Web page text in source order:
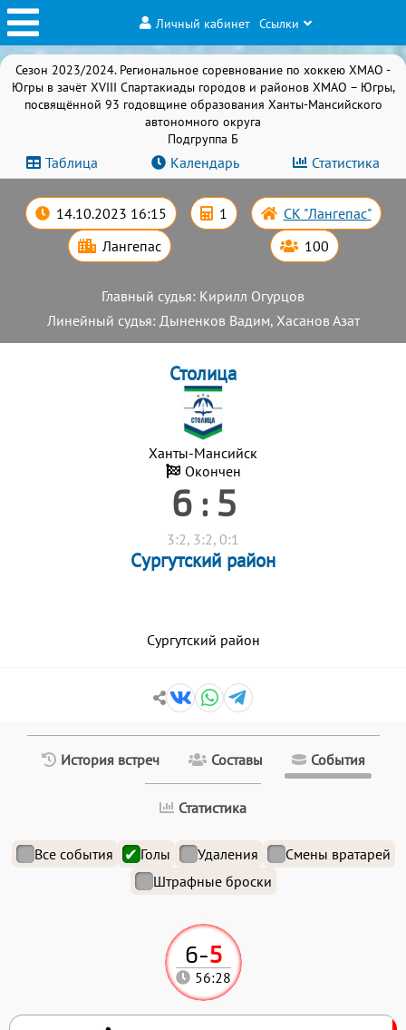
Личный кабинет Ссылки
Сезон 2023/2024. Региональное соревнование по хоккею ХМАО -
Югры в зачёт XVIII Спартакиады городов и районов ХМАО – Югры,
посвящённой 93 годовщине образования Ханты-Мансийского
автономного округа
Подгруппа Б
Таблица Календарь Статистика
14.10.2023 16:15 1 СК "Лангепас"
Лангепас 100
Главный судья: Кирилл Огурцов
Линейный судья: Дыненков Вадим, Хасанов Азат
Столица
Ханты-Мансийск
Окончен
6 : 5
3:2, 3:2, 0:1
Сургутский район
Сургутский район
История встреч Составы События
Статистика
Все события Голы Удаления
Смены вратарей
Штрафные броски
6-5
56:28